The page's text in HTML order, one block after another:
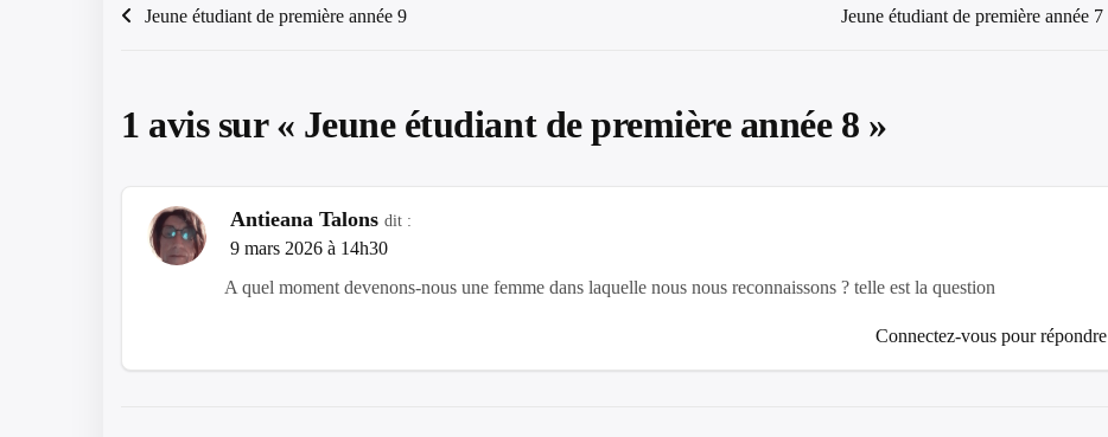
Navigation
Jeune étudiant de première année 9 Jeune étudiant de première année 7
1 avis sur « Jeune étudiant de première année 8 »
Antieana Talons dit :
9 mars 2026 à 14h30
A quel moment devenons-nous une femme dans laquelle nous nous reconnaissons ? telle est la question
Connectez-vous pour répondre